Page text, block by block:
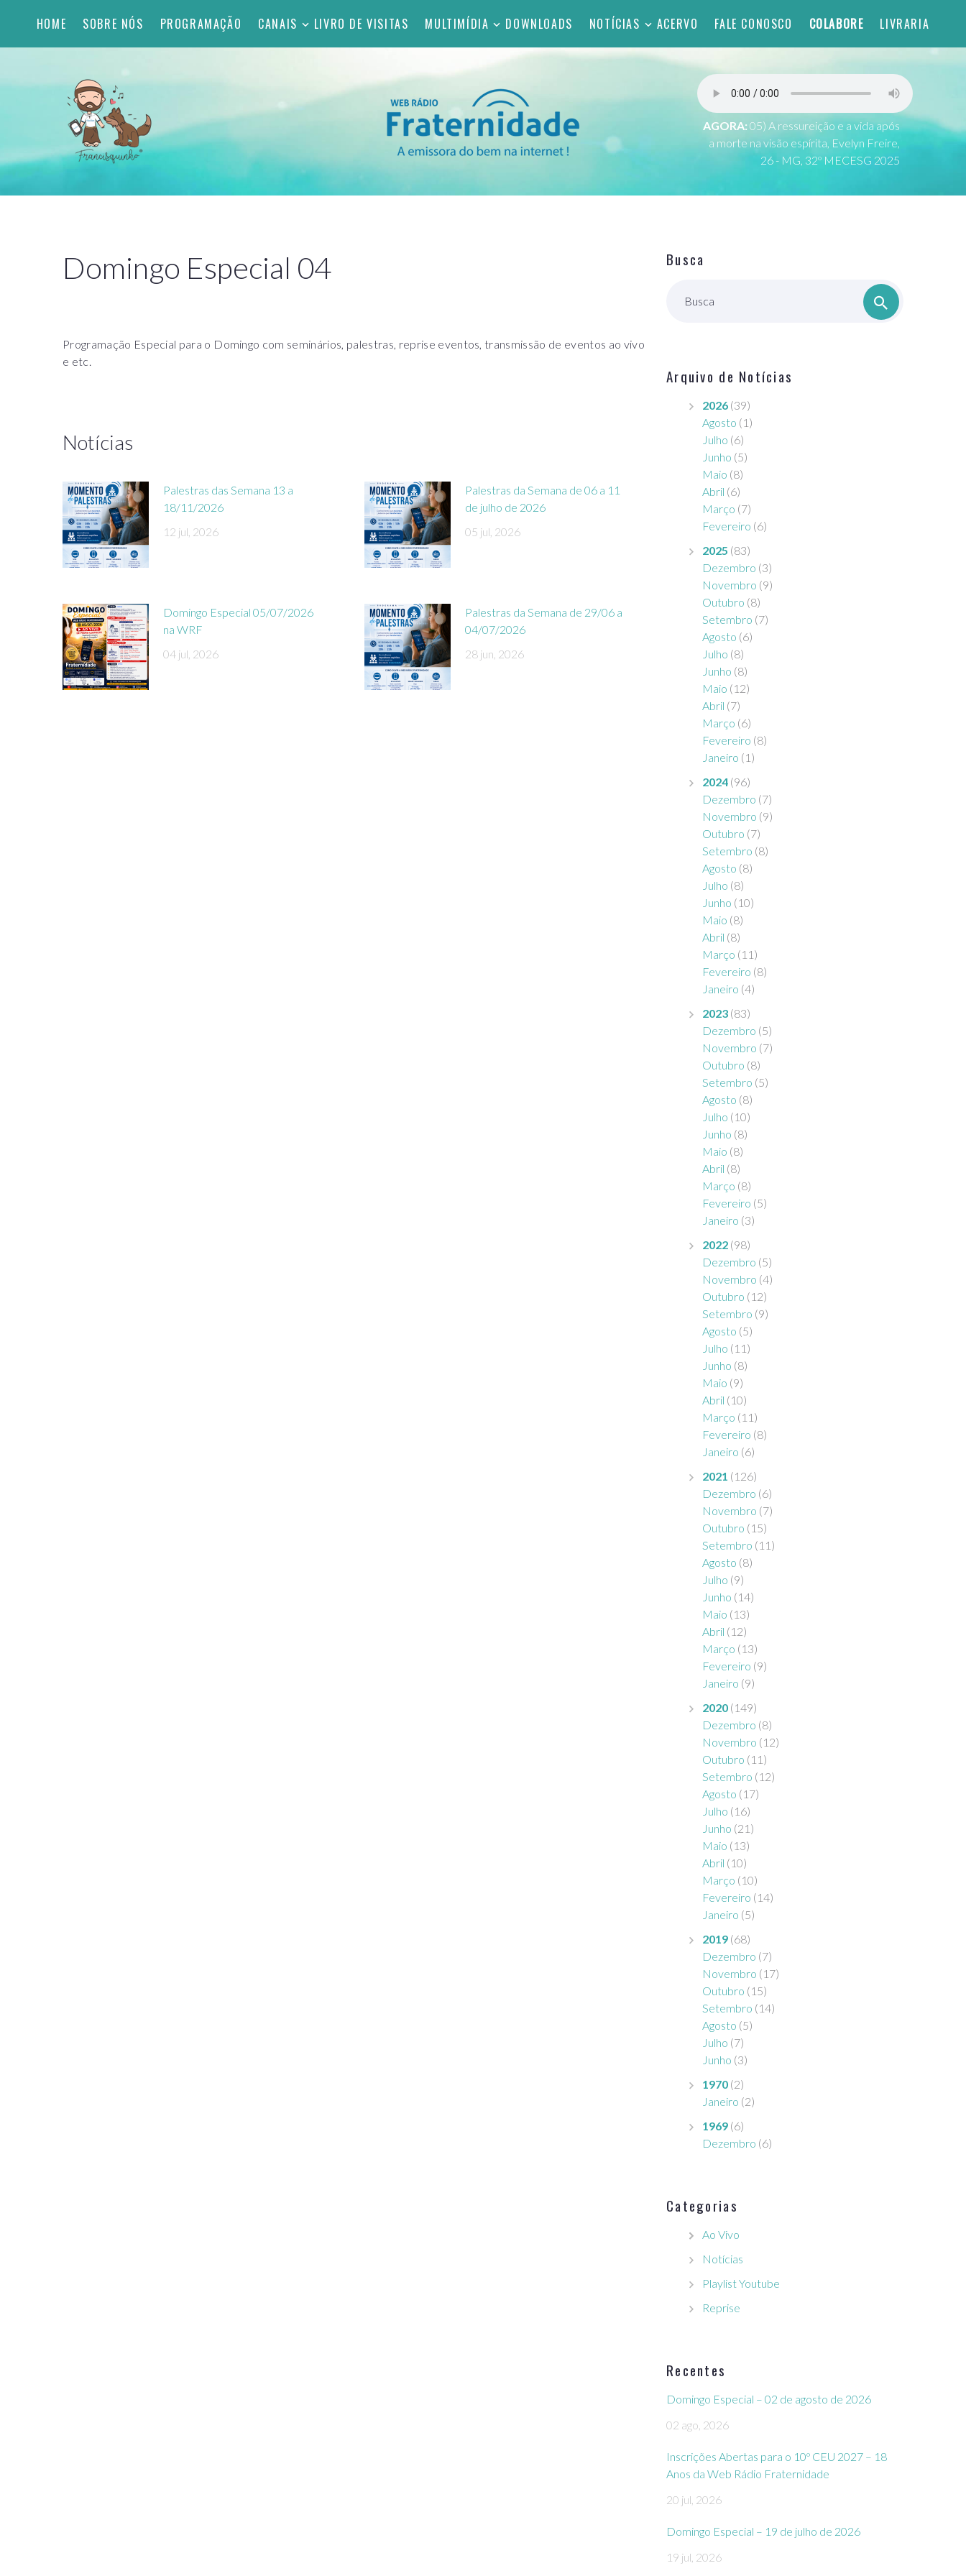
HOME SOBRE NÓS PROGRAMAÇÃO CANAIS LIVRO DE VISITAS MULTIMÍDIA DOWNLOADS NOTÍCIAS ACERVO FALE CONOSCO COLABORE LIVRARIA
AGORA: 05) A ressureição e a vida após
a morte na visão espírita, Evelyn Freire,
26 - MG, 32º MECESG 2025
Domingo Especial 04
Programação Especial para o Domingo com seminários, palestras, reprise eventos, transmissão de eventos ao vivo
e etc.
Notícias
Palestras das Semana 13 a
18/11/2026
12 jul, 2026
Palestras da Semana de 06 a 11
de julho de 2026
05 jul, 2026
Domingo Especial 05/07/2026
na WRF
04 jul, 2026
Palestras da Semana de 29/06 a
04/07/2026
28 jun, 2026
Busca
Busca
Arquivo de Notícias
2026 (39)
Agosto (1)
Julho (6)
Junho (5)
Maio (8)
Abril (6)
Março (7)
Fevereiro (6)
2025 (83)
Dezembro (3)
Novembro (9)
Outubro (8)
Setembro (7)
Agosto (6)
Julho (8)
Junho (8)
Maio (12)
Abril (7)
Março (6)
Fevereiro (8)
Janeiro (1)
2024 (96)
Dezembro (7)
Novembro (9)
Outubro (7)
Setembro (8)
Agosto (8)
Julho (8)
Junho (10)
Maio (8)
Abril (8)
Março (11)
Fevereiro (8)
Janeiro (4)
2023 (83)
Dezembro (5)
Novembro (7)
Outubro (8)
Setembro (5)
Agosto (8)
Julho (10)
Junho (8)
Maio (8)
Abril (8)
Março (8)
Fevereiro (5)
Janeiro (3)
2022 (98)
Dezembro (5)
Novembro (4)
Outubro (12)
Setembro (9)
Agosto (5)
Julho (11)
Junho (8)
Maio (9)
Abril (10)
Março (11)
Fevereiro (8)
Janeiro (6)
2021 (126)
Dezembro (6)
Novembro (7)
Outubro (15)
Setembro (11)
Agosto (8)
Julho (9)
Junho (14)
Maio (13)
Abril (12)
Março (13)
Fevereiro (9)
Janeiro (9)
2020 (149)
Dezembro (8)
Novembro (12)
Outubro (11)
Setembro (12)
Agosto (17)
Julho (16)
Junho (21)
Maio (13)
Abril (10)
Março (10)
Fevereiro (14)
Janeiro (5)
2019 (68)
Dezembro (7)
Novembro (17)
Outubro (15)
Setembro (14)
Agosto (5)
Julho (7)
Junho (3)
1970 (2)
Janeiro (2)
1969 (6)
Dezembro (6)
Categorias
Ao Vivo
Notícias
Playlist Youtube
Reprise
Recentes
Domingo Especial – 02 de agosto de 2026
02 ago, 2026
Inscrições Abertas para o 10º CEU 2027 – 18
Anos da Web Rádio Fraternidade
20 jul, 2026
Domingo Especial – 19 de julho de 2026
19 jul, 2026